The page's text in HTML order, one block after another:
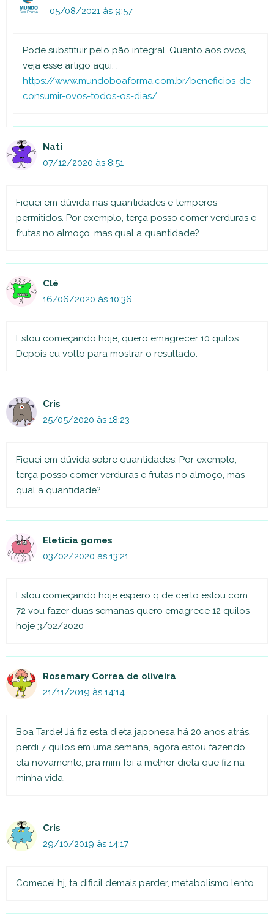
05/08/2021 às 9:57
Pode substituir pelo pão integral. Quanto aos ovos,
veja esse artigo aqui: :
https://www.mundoboaforma.com.br/beneficios-de-
consumir-ovos-todos-os-dias/
Nati
07/12/2020 às 8:51
Fiquei em dúvida nas quantidades e temperos
permitidos. Por exemplo, terça posso comer verduras e
frutas no almoço, mas qual a quantidade?
Clé
16/06/2020 às 10:36
Estou começando hoje, quero emagrecer 10 quilos.
Depois eu volto para mostrar o resultado.
Cris
25/05/2020 às 18:23
Fiquei em dúvida sobre quantidades. Por exemplo,
terça posso comer verduras e frutas no almoço, mas
qual a quantidade?
Eleticia gomes
03/02/2020 às 13:21
Estou começando hoje espero q de certo estou com
72 vou fazer duas semanas quero emagrece 12 quilos
hoje 3/02/2020
Rosemary Correa de oliveira
21/11/2019 às 14:14
Boa Tarde! Já fiz esta dieta japonesa há 20 anos atrás,
perdi 7 quilos em uma semana, agora estou fazendo
ela novamente, pra mim foi a melhor dieta que fiz na
minha vida.
Cris
29/10/2019 às 14:17
Comecei hj, ta dificil demais perder, metabolismo lento.